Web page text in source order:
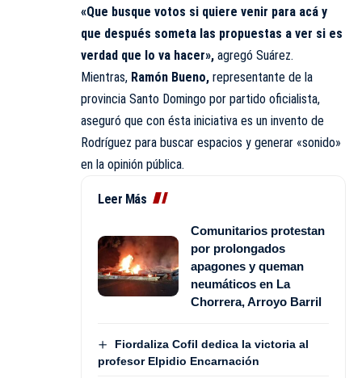
«Que busque votos si quiere venir para acá y
que después someta las propuestas a ver si es
verdad que lo va hacer», agregó Suárez.
Mientras, Ramón Bueno, representante de la
provincia Santo Domingo por partido oficialista,
aseguró que con ésta iniciativa es un invento de
Rodríguez para buscar espacios y generar «sonido»
en la opinión pública.
Leer Más
Comunitarios protestan
por prolongados
apagones y queman
neumáticos en La
Chorrera, Arroyo Barril
Fiordaliza Cofil dedica la victoria al
profesor Elpidio Encarnación